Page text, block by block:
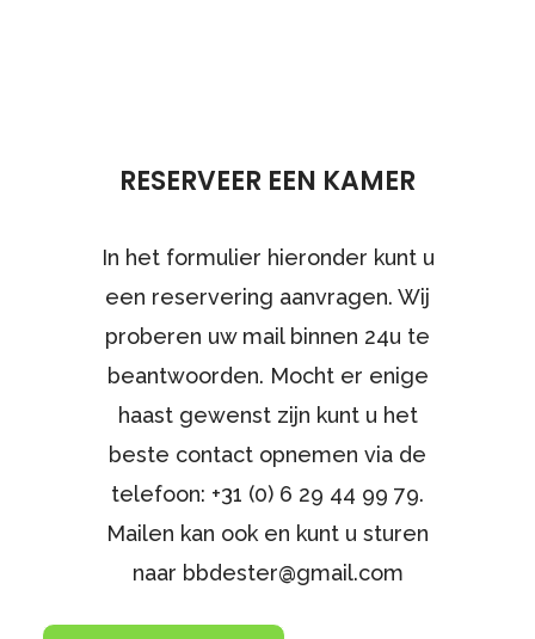
RESERVEER EEN KAMER
In het formulier hieronder kunt u
een reservering aanvragen. Wij
proberen uw mail binnen 24u te
beantwoorden. Mocht er enige
haast gewenst zijn kunt u het
beste contact opnemen via de
telefoon: +31 (0) 6 29 44 99 79.
Mailen kan ook en kunt u sturen
naar bbdester@gmail.com